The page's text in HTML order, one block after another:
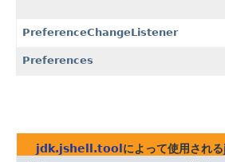
PreferenceChangeListener
Preferences
jdk.jshell.tool によって使用される